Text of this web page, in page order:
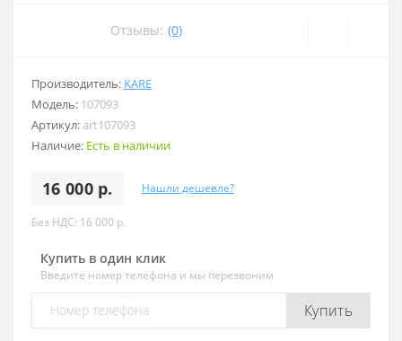
Отзывы: (0)
Производитель: KARE
Модель: 107093
Артикул: art107093
Наличие: Есть в наличии
16 000 р. Нашли дешевле?
Без НДС: 16 000 р.
Купить в один клик
Введите номер телефона и мы перезвоним
Купить